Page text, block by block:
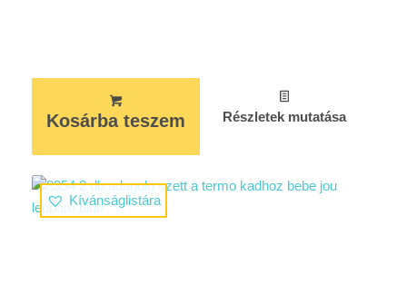
Kosárba teszem Részletek mutatása
Kívánságlistára